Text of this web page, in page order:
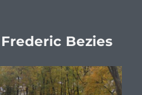
Bezies